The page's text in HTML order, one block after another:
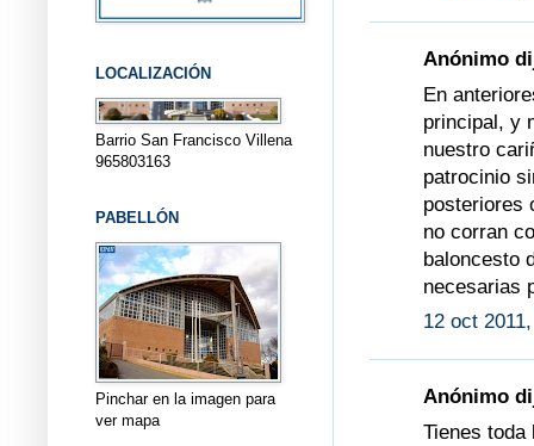
Anónimo
En
principal, y
nuestro
patrocinio
posteriores
no corran
baloncesto
necesarias
12 oct
Anónimo
Tienes toda
LOCALIZACIÓN
Barrio San Francisco Villena
965803163
PABELLÓN
Pinchar en la imagen para
ver mapa